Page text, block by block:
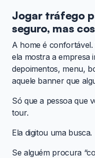
Jogar tráfego
seguro, mas
A home é
ela mostra a empresa
depoimentos, menu,
aquele banner que
Só que a pessoa que
tour.
Ela digitou uma busca.
Se alguém procura